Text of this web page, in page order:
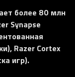
более 80 млн
Synapse
Razer Cortex
игр).